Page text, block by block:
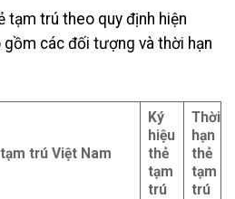
trú theo quy định hiện
gồm các đối tượng và thời hạn
trú Việt Nam
Ký
hiệu
thẻ
tạm
trú
Thời
hạn
thẻ
tạm
trú